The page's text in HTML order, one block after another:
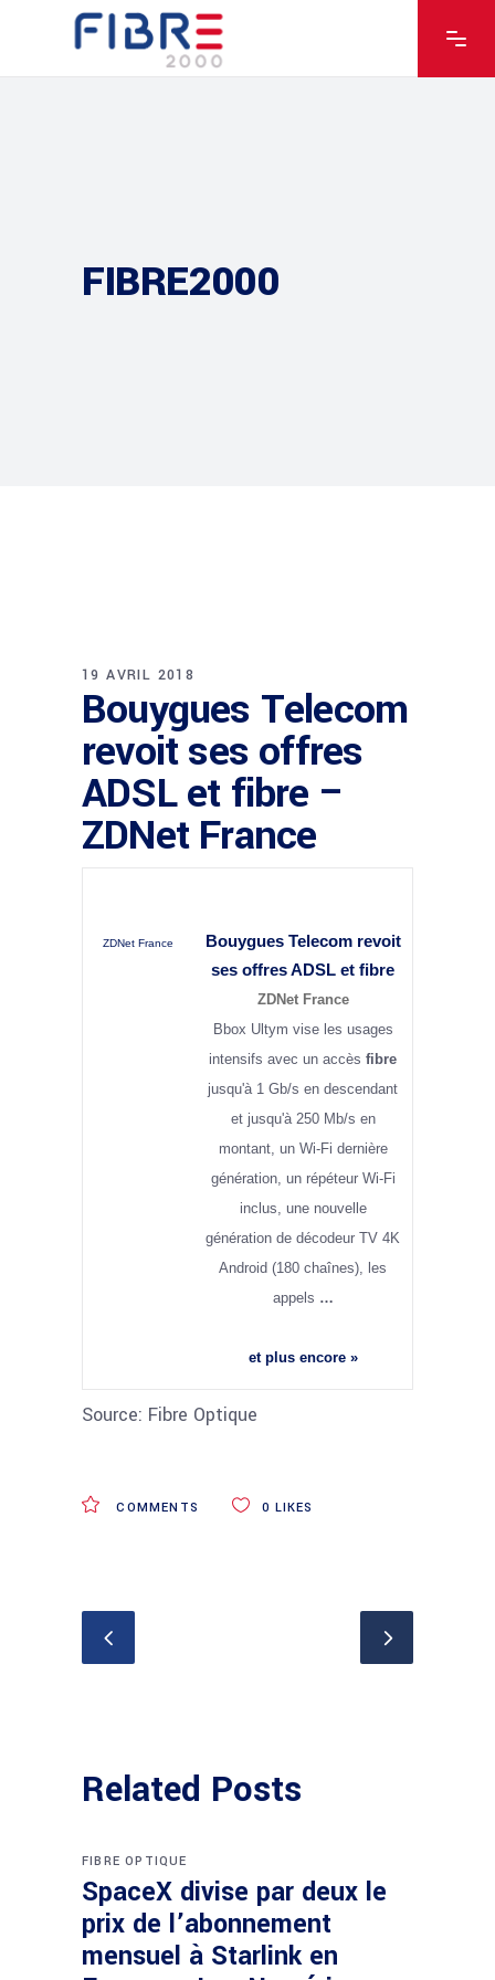
FIBRE2000
19 AVRIL 2018
Bouygues Telecom
revoit ses offres
ADSL et fibre –
ZDNet France
ZDNet France
Bouygues Telecom revoit
ses offres ADSL et fibre
ZDNet France
Bbox Ultym vise les usages
intensifs avec un accès fibre
jusqu'à 1 Gb/s en descendant
et jusqu'à 250 Mb/s en
montant, un Wi-Fi dernière
génération, un répéteur Wi-Fi
inclus, une nouvelle
génération de décodeur TV 4K
Android (180 chaînes), les
appels …
et plus encore »
Source: Fibre Optique
COMMENTS 0 LIKES
Related Posts
FIBRE OPTIQUE
SpaceX divise par deux le
prix de l’abonnement
mensuel à Starlink en